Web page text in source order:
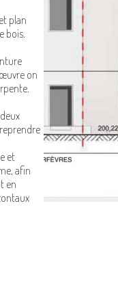
plan
bois.
on
et
afin
en